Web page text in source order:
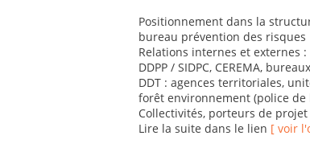
Positionnement dans la
bureau prévention des risques
Relations internes et externes :
DDPP / SIDPC, CEREMA,
DDT : agences territoriales,
forêt environnement (police de
Collectivités, porteurs de projet
Lire la suite dans le lien [ voir